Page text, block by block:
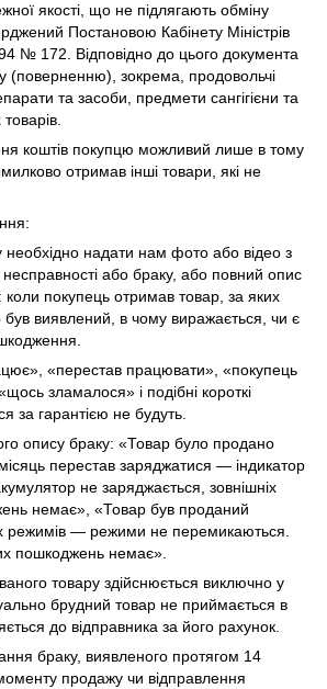
якості, що не підлягають обміну
Постановою Кабінету Міністрів
№ 172. Відповідно до цього документа
(поверненню), зокрема, продовольчі
та засоби, предмети сангігієни та
коштів покупцю можливий лише в тому
отримав інші товари, які не
необхідно надати нам фото або відео з
або браку, або повний опис
коли покупець отримав товар, за яких
виявлений, в чому виражається, чи є
«перестав працювати», «покупець
зламалося» і подібні короткі
за гарантією не будуть.
опису браку: «Товар було продано
перестав заряджатися — індикатор
не заряджається, зовнішніх
немає», «Товар був проданий
режимів — режими не перемикаються.
пошкоджень немає».
товару здійснюється виключно у
брудний товар не приймається в
до відправника за його рахунок.
браку, виявленого протягом 14
продажу чи відправлення